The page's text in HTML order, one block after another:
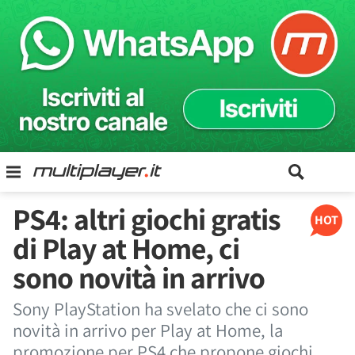
HOT
PS4: altri giochi gratis
di Play at Home, ci
sono novità in arrivo
Sony PlayStation ha svelato che ci sono
novità in arrivo per Play at Home, la